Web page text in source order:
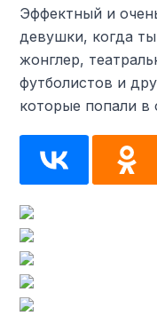
Эффектный и
девушки, когда
жонглер,
футболистов и
которые попали в